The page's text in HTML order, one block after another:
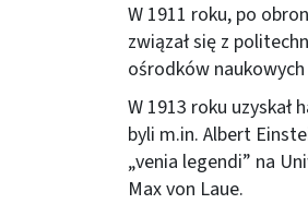
W 1911 roku, po
związał się z
ośrodków naukowych
W 1913 roku uzyskał
byli m.in. Albert
„venia legendi” na
Max von Laue.